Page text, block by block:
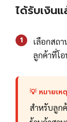
ได้รับเงิน
1 เลือกสถา
ลูกค้าที่โอ
💡 หมายเหตุ
สำหรับลูก